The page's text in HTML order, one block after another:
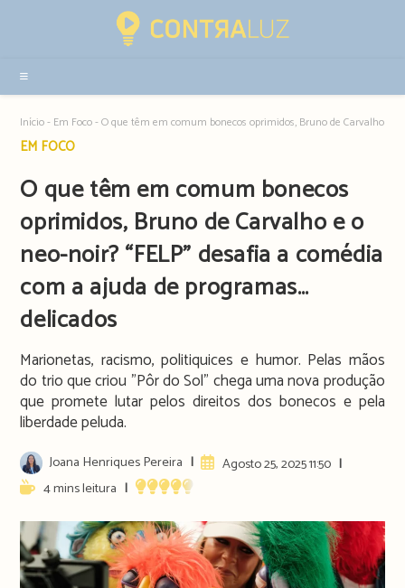
sidebar
Início- Em Foco-O que têm em comum bonecos oprimidos, Bruno de Carvalho e
Post
EM FOCO
O que têm em comum bonecos
oprimidos, Bruno de Carvalho e o
neo-noir? “FELP” desafia a comédia
com a ajuda de programas…
delicados
Marionetas, racismo, politiquices e humor. Pelas mãos
do trio que criou "Pôr do Sol" chega uma nova produção
que promete lutar pelos direitos dos bonecos e pela
liberdade peluda.
Post
author:
Joana Henriques Pereira
ArtigoAgosto 25, 2025 11:50
Reading4 mins leitura